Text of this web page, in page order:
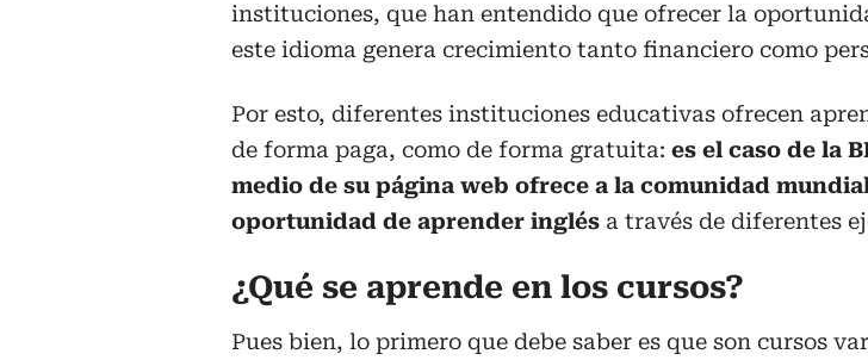
instituciones, que han entendido que ofrecer la
este idioma genera crecimiento tanto financiero como
Por esto, diferentes instituciones educativas ofrecen
de forma paga, como de forma gratuita: es el caso de la
medio de su página web ofrece a la comunidad
oportunidad de aprender inglés a través de diferentes
¿Qué se aprende en los cursos?
Pues bien, lo primero que debe saber es que son cursos